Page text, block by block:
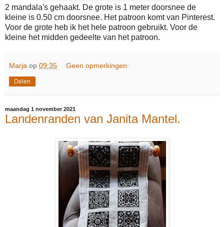
2 mandala's gehaakt. De grote is 1 meter doorsnee de
kleine is 0.50 cm doorsnee. Het patroon komt van Pinterest.
Voor de grote heb ik het hele patroon gebruikt. Voor de
kleine het midden gedeelte van het patroon.
Marja op 09:35 Geen opmerkingen:
Delen
maandag 1 november 2021
Landenranden van Janita Mantel.